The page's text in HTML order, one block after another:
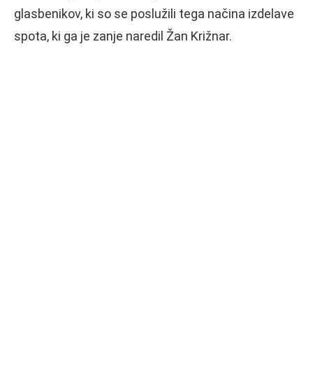
glasbenikov, ki so se poslužili tega načina izdelave
spota, ki ga je zanje naredil Žan Križnar.